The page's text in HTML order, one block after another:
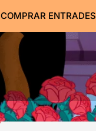
COMPRAR ENTRADES